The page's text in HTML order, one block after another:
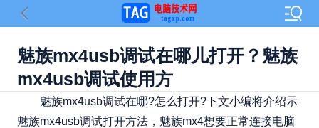
魅族mx4usb调试在哪儿打开？魅族
mx4usb调试使用方
魅族mx4usb调试在哪?怎么打开?下文小编将介绍示
魅族mx4usb调试打开方法，魅族mx4想要正常连接电脑